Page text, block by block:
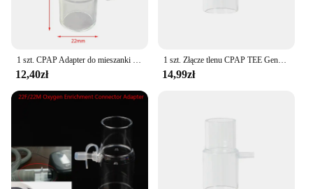
Features:
|Vendors|
**Optimized Oxygen Delivery**
The łącznik tlenu cpap is a vital accessory for
anyone who relies on CPAP therapy for sleep apnea
or other breathing disorders. This innovative device
is meticulously crafted from high-grade medical-
grade plastic, ensuring durability and reliability for
consistent use. The ergonomic design of the łącznik
tlenu cpap is not only aesthetically pleasing but also
user-friendly, allowing for easy attachment and
1 szt. CPAP Adapter do mieszanki tlenu CPAP nasadka Adapter złącza do wzbogacania tlenem
12,40zł
1 szt. Złącze tlenu CPAP TEE Generator tlenu Maska nosowa Złącze maski CPAP
14,99zł